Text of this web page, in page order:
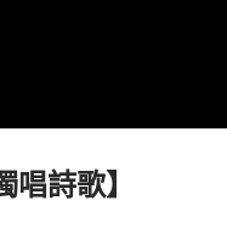
詩歌】